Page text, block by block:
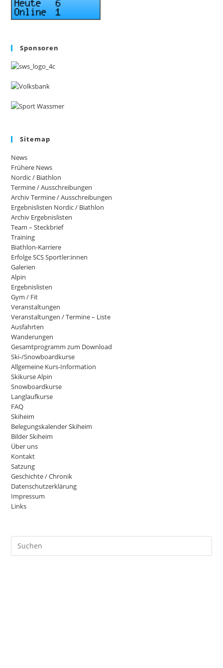
Sponsoren
Sitemap
News
Frühere News
Nordic / Biathlon
Termine / Ausschreibungen
Archiv Termine / Ausschreibungen
Ergebnislisten Nordic / Biathlon
Archiv Ergebnislisten
Team – Steckbrief
Training
Biathlon-Karriere
Erfolge SCS Sportler:innen
Galerien
Alpin
Ergebnislisten
Gym / Fit
Veranstaltungen
Veranstaltungen / Termine – Liste
Ausfahrten
Wanderungen
Gesamtprogramm zum Download
Ski-/Snowboardkurse
Allgemeine Kurs-Information
Skikurse Alpin
Snowboardkurse
Langlaufkurse
FAQ
Skiheim
Belegungskalender Skiheim
Bilder Skiheim
Über uns
Kontakt
Satzung
Geschichte / Chronik
Datenschutzerklärung
Impressum
Links